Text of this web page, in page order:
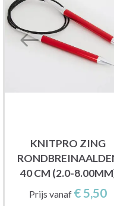
KNITPRO ZING
40 CM (2.0-
Prijs vanaf € 5,50